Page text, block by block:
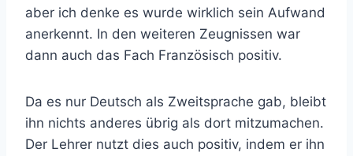
aber ich denke es wurde wirklich sein Aufwand
anerkennt. In den weiteren Zeugnissen war
dann auch das Fach Französisch positiv.
Da es nur Deutsch als Zweitsprache gab, bleibt
ihn nichts anderes übrig als dort mitzumachen.
Der Lehrer nutzt dies auch positiv, indem er ihn